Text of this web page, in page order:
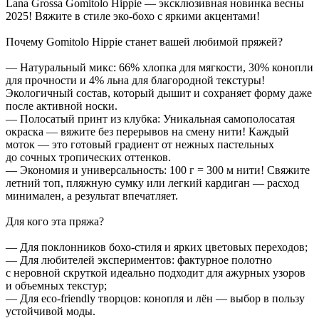
Lana Grossa Gomitolo Hippie — эксклюзивная новинка весны
2025! Вяжите в стиле эко-бохо с яркими акцентами!
Почему Gomitolo Hippie станет вашей любимой пряжей?
— Натуральный микс: 66% хлопка для мягкости, 30% конопли
для прочности и 4% льна для благородной текстуры!
Экологичный состав, который дышит и сохраняет форму даже
после активной носки.
— Полосатый принт из клубка: Уникальная самополосатая
окраска — вяжите без перерывов на смену нити! Каждый
моток — это готовый градиент от нежных пастельных
до сочных тропических оттенков.
— Экономия и универсальность: 100 г = 300 м нити! Свяжите
летний топ, пляжную сумку или легкий кардиган — расход
минимален, а результат впечатляет.
Для кого эта пряжа?
— Для поклонников бохо-стиля и ярких цветовых переходов;
— Для любителей экспериментов: фактурное полотно
с неровной скруткой идеально подходит для ажурных узоров
и объемных текстур;
— Для eco-friendly творцов: конопля и лён — выбор в пользу
устойчивой моды.